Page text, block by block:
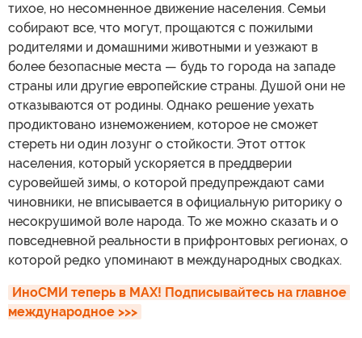
тихое, но несомненное движение населения. Семьи
собирают все, что могут, прощаются с пожилыми
родителями и домашними животными и уезжают в
более безопасные места — будь то города на западе
страны или другие европейские страны. Душой они не
отказываются от родины. Однако решение уехать
продиктовано изнеможением, которое не сможет
стереть ни один лозунг о стойкости. Этот отток
населения, который ускоряется в преддверии
суровейшей зимы, о которой предупреждают сами
чиновники, не вписывается в официальную риторику о
несокрушимой воле народа. То же можно сказать и о
повседневной реальности в прифронтовых регионах, о
которой редко упоминают в международных сводках.
ИноСМИ теперь в MAX! Подписывайтесь на главное
международное >>>